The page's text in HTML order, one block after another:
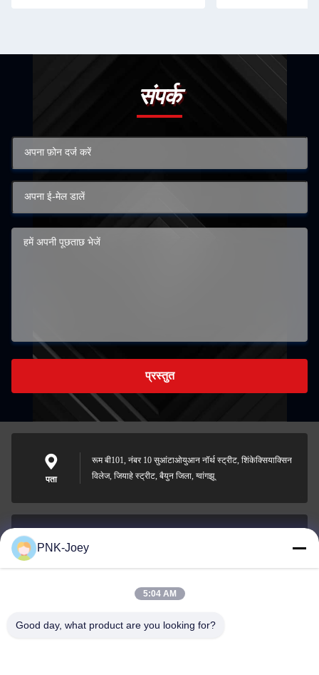
संपर्क
प्रस्तुत
पता
रूम बी101, नंबर 10 सुआंटाओयुआन नॉर्थ स्ट्रीट, शिंकेक्सियाक्सिन
विलेज, जियाहे स्ट्रीट, बैयुन जिला, ग्वांगझू
008613580404923
PNK-Joey
5:04 AM
Good day, what product are you looking for?